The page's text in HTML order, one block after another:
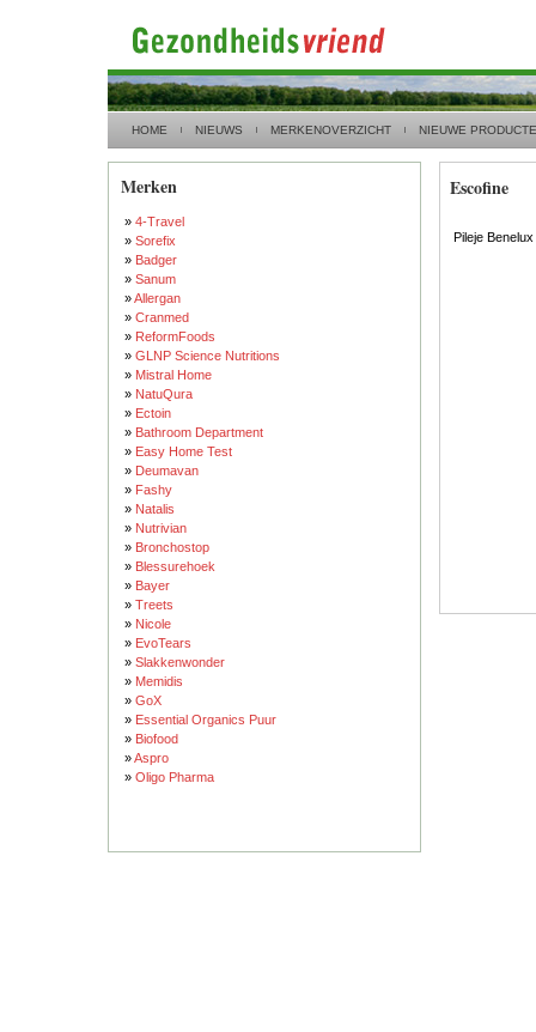
HOME NIEUWS MERKENOVERZICHT NIEUWE
Merken
» 4-Travel
» Sorefix
» Badger
» Sanum
»Allergan
» Cranmed
» ReformFoods
» GLNP Science Nutritions
» Mistral Home
» NatuQura
» Ectoin
» Bathroom Department
» Easy Home Test
» Deumavan
» Fashy
» Natalis
» Nutrivian
» Bronchostop
» Blessurehoek
» Bayer
» Treets
» Nicole
» EvoTears
» Slakkenwonder
» Memidis
» GoX
» Essential Organics Puur
» Biofood
»Aspro
» Oligo Pharma
Escofine
Pileje Benelux